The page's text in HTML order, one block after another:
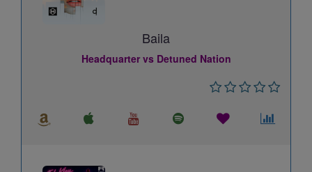
Baila
Headquarter vs Detuned Nation